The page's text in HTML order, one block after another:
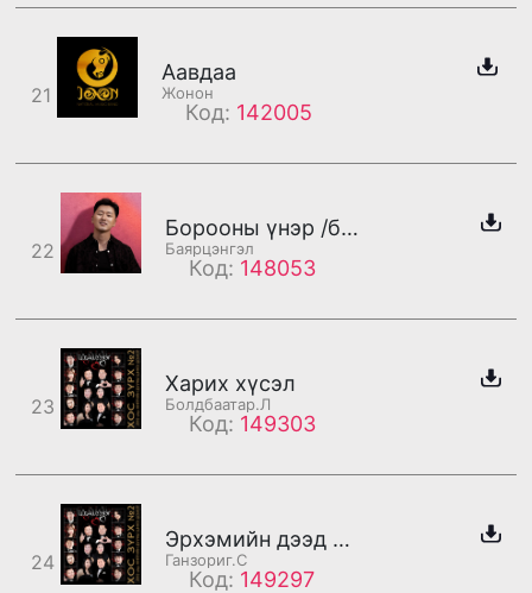
21
Аавдаа
Жонон
Код: 142005
22
Борооны үнэр /бадаг/
Баярцэнгэл
Код: 148053
23
Харих хүсэл
Болдбаатар.Л
Код: 149303
24
Эрхэмийн дээд ээж минь /бадаг/
Ганзориг.С
Код: 149297